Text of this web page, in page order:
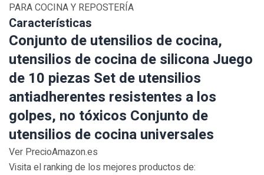
PARA COCINA Y REPOSTERÍA
Características
Conjunto de utensilios de cocina,
utensilios de cocina de silicona Juego
de 10 piezas Set de utensilios
antiadherentes resistentes a los
golpes, no tóxicos Conjunto de
utensilios de cocina universales
Ver PrecioAmazon.es
Visita el ranking de los mejores productos de: